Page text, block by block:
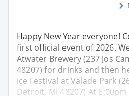
Happy New Year everyone!
first official event of 2026.
Atwater Brewery (237 Jos
48207) for drinks and then
Ice Festival at Valade Park
Detroit, MI 48207) At